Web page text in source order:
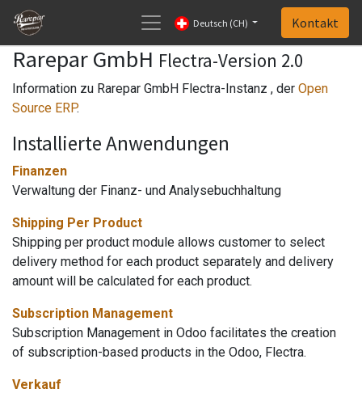
Deutsch (CH) Kontakt
Rarepar GmbH Flectra-Version 2.0
Information zu Rarepar GmbH Flectra-Instanz , der Open
Source ERP.
Installierte Anwendungen
Finanzen
Verwaltung der Finanz- und Analysebuchhaltung
Shipping Per Product
Shipping per product module allows customer to select
delivery method for each product separately and delivery
amount will be calculated for each product.
Subscription Management
Subscription Management in Odoo facilitates the creation
of subscription-based products in the Odoo, Flectra.
Verkauf